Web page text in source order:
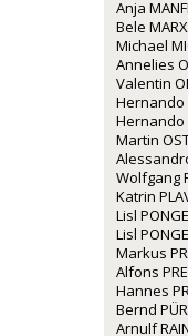
Anja
Bele
Michael
Annelies
Valentin
Hernando
Hernando
Martin
Wolfgang
Katrin
Lisl
Lisl
Markus
Alfons
Hannes
Bernd
Arnulf